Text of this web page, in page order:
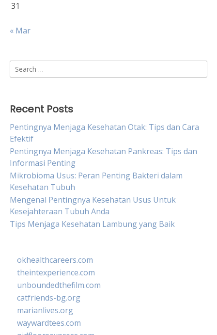
31
« Mar
Search
for:
Recent Posts
Pentingnya Menjaga Kesehatan Otak: Tips dan Cara
Efektif
Pentingnya Menjaga Kesehatan Pankreas: Tips dan
Informasi Penting
Mikrobioma Usus: Peran Penting Bakteri dalam
Kesehatan Tubuh
Mengenal Pentingnya Kesehatan Usus Untuk
Kesejahteraan Tubuh Anda
Tips Menjaga Kesehatan Lambung yang Baik
okhealthcareers.com
theintexperience.com
unboundedthefilm.com
catfriends-bg.org
marianlives.org
waywardtees.com